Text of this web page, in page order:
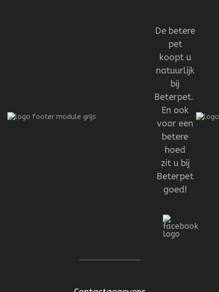
De betere
pet
koopt u
natuurlijk
bij
Beterpet.
En ook
voor een
betere
hoed
zit u bij
Beterpet
goed!